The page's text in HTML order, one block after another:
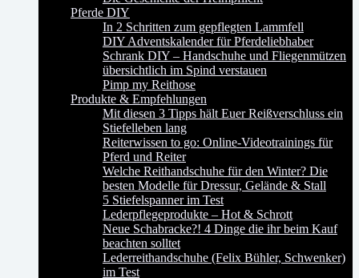
Pferde DIY
In 2 Schritten zum gepflegten Lammfell
DIY Adventskalender für Pferdeliebhaber
Schrank DIY – Handschuhe und Fliegenmützen
übersichtlich im Spind verstauen
Pimp my Reithose
Produkte & Empfehlungen
Mit diesen 3 Tipps hält Euer Reißverschluss ein
Stiefelleben lang
Reiterwissen to go: Online-Videotrainings für
Pferd und Reiter
Welche Reithandschuhe für den Winter? Die
besten Modelle für Dressur, Gelände & Stall
5 Stiefelspanner im Test
Lederpflegeprodukte – Hot & Schrott
Neue Schabracke?! 4 Dinge die ihr beim Kauf
beachten solltet
Lederreithandschuhe (Felix Bühler, Schwenker)
im Test